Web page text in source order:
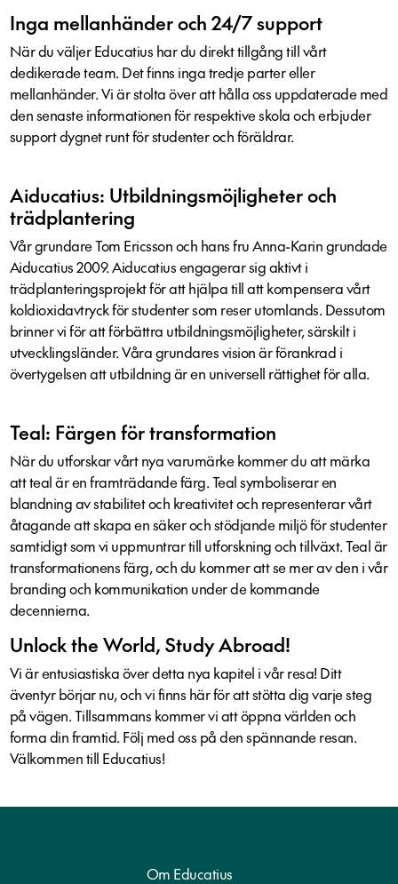
Inga mellanhänder och 24/7 support
När du väljer Educatius har du direkt tillgång till vårt
dedikerade team. Det finns inga tredje parter eller
mellanhänder. Vi är stolta över att hålla oss uppdaterade med
den senaste informationen för respektive skola och erbjuder
support dygnet runt för studenter och föräldrar.
Aiducatius: Utbildningsmöjligheter och
trädplantering
Vår grundare Tom Ericsson och hans fru Anna-Karin grundade
Aiducatius 2009. Aiducatius engagerar sig aktivt i
trädplanteringsprojekt för att hjälpa till att kompensera vårt
koldioxidavtryck för studenter som reser utomlands. Dessutom
brinner vi för att förbättra utbildningsmöjligheter, särskilt i
utvecklingsländer. Våra grundares vision är förankrad i
övertygelsen att utbildning är en universell rättighet för alla.
Teal: Färgen för transformation
När du utforskar vårt nya varumärke kommer du att märka
att teal är en framträdande färg. Teal symboliserar en
blandning av stabilitet och kreativitet och representerar vårt
åtagande att skapa en säker och stödjande miljö för studenter
samtidigt som vi uppmuntrar till utforskning och tillväxt. Teal är
transformationens färg, och du kommer att se mer av den i vår
branding och kommunikation under de kommande
decennierna.
Unlock the World, Study Abroad!
Vi är entusiastiska över detta nya kapitel i vår resa! Ditt
äventyr börjar nu, och vi finns här för att stötta dig varje steg
på vägen. Tillsammans kommer vi att öppna världen och
forma din framtid. Följ med oss på den spännande resan.
Välkommen till Educatius!
Om Educatius